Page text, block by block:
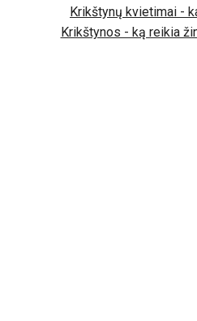
Krikštynų kvietimai -
Krikštynos - ką reikia